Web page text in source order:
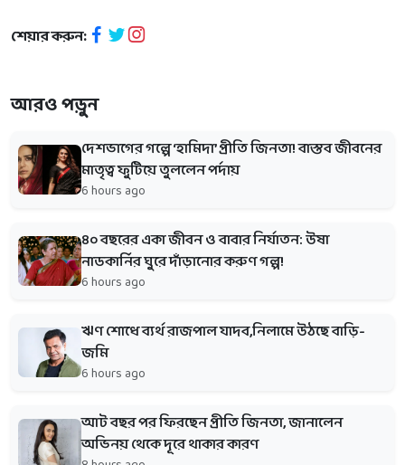
শেয়ার করুন:
আরও পড়ুন
দেশভাগের গল্পে ‘হামিদা’ প্রীতি জিনতা! বাস্তব জীবনের
মাতৃত্ব ফুটিয়ে তুললেন পর্দায়
6 hours ago
৪০ বছরের একা জীবন ও বাবার নির্যাতন: উষা
নাডকার্নির ঘুরে দাঁড়ানোর করুণ গল্প!
6 hours ago
ঋণ শোধে ব্যর্থ রাজপাল যাদব,নিলামে উঠছে বাড়ি-
জমি
6 hours ago
আট বছর পর ফিরছেন প্রীতি জিনতা, জানালেন
অভিনয় থেকে দূরে থাকার কারণ